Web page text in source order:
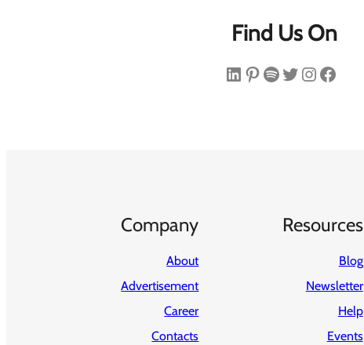
Find Us On
فیس‌بوک اینستاگرم توییتر اسپاتیفای پینترست لینکداین
Resources
Blog
Newsletter
Help
Events
Company
About
Advertisement
Career
Contacts